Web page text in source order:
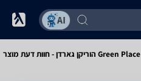
Green Place הוריקן גארדן - חוות דעת מוצר